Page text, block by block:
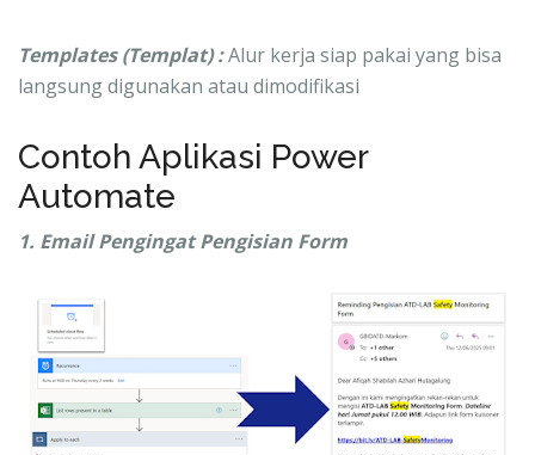
Templates (Templat) :Alur kerja siap pakai yang bisa
langsung digunakan atau dimodifikasi
Contoh Aplikasi Power
Automate
1. Email Pengingat Pengisian Form